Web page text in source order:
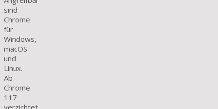
sind
Chrome
für
Windows,
macOS
und
Linux.
Ab
Chrome
117